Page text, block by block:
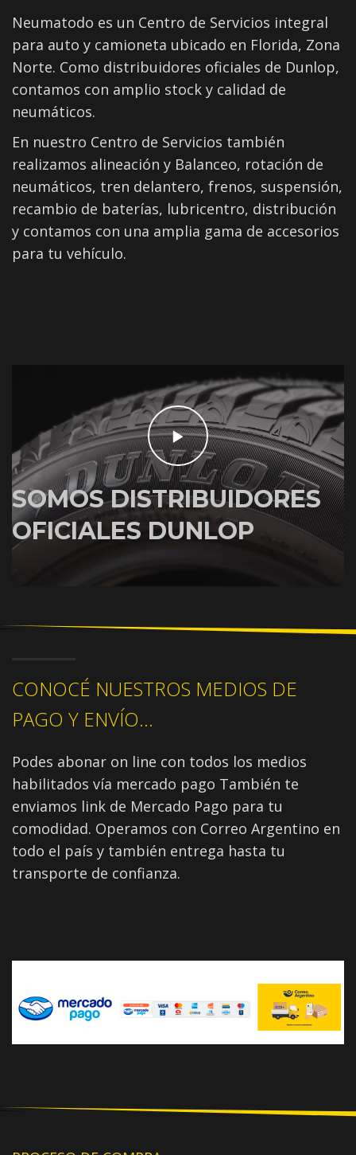
Neumatodo es un Centro de Servicios integral
para auto y camioneta ubicado en Florida, Zona
Norte. Como distribuidores oficiales de Dunlop,
contamos con amplio stock y calidad de
neumáticos.
En nuestro Centro de Servicios también
realizamos alineación y Balanceo, rotación de
neumáticos, tren delantero, frenos, suspensión,
recambio de baterías, lubricentro, distribución
y contamos con una amplia gama de accesorios
para tu vehículo.
SOMOS DISTRIBUIDORES
OFICIALES DUNLOP
CONOCÉ NUESTROS MEDIOS DE
PAGO Y ENVÍO...
Podes abonar on line con todos los medios
habilitados vía mercado pago También te
enviamos link de Mercado Pago para tu
comodidad. Operamos con Correo Argentino en
todo el país y también entrega hasta tu
transporte de confianza.